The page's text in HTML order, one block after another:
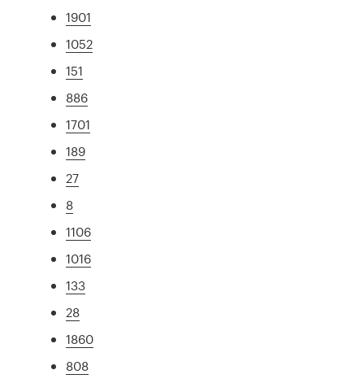
1901
1052
151
886
1701
189
27
8
1106
1016
133
28
1860
808